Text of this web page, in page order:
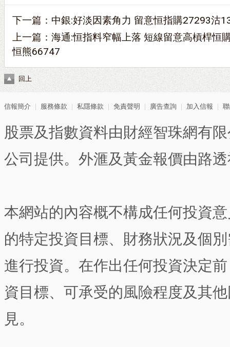
下一篇： 中銀:好淡因素角力 留意恒指購27293沽
上一篇： 海通:恒指料窄幅上落 短線留意高槓桿恒
恒熊66747
回上
信報簡介 服務條款 私隱條款 免責聲明 廣告查詢 加入信報
股票及指數資料由財經智珠網有
公司提供。外滙及黃金報價由路
本網站的內容概不構成任何投資
的特定投資目標、財務狀況及個
進行投資。在作出任何投資決定
資目標、可承受的風險程度及其
見。